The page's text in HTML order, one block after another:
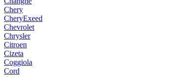
Chery
CheryExeed
Chevrolet
Chrysler
Citroen
Cizeta
Coggiola
Cord